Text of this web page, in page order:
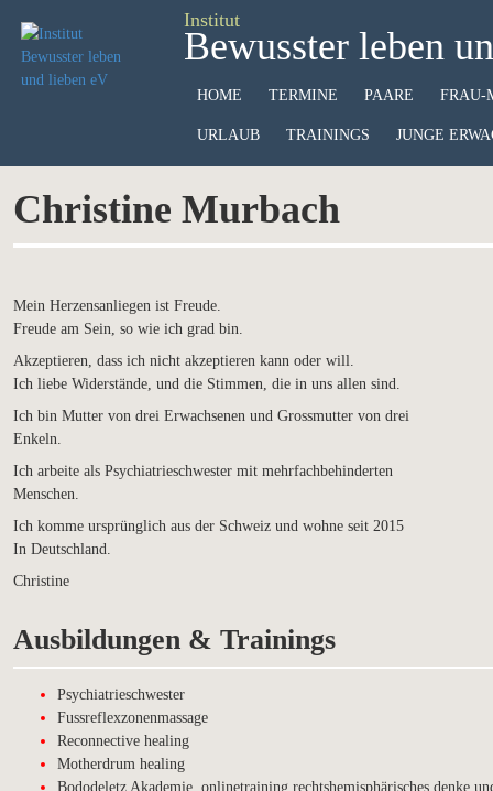
Institut
Bewusster leben
HOME TERMINE PAARE FRAU-
URLAUB TRAININGS JUNGE
Christine Murbach
Mein Herzensanliegen ist Freude.
Freude am Sein, so wie ich grad bin.
Akzeptieren, dass ich nicht akzeptieren kann oder will.
Ich liebe Widerstände, und die Stimmen, die in uns allen sind.
Ich bin Mutter von drei Erwachsenen und Grossmutter von drei
Enkeln.
Ich arbeite als Psychiatrieschwester mit mehrfachbehinderten
Menschen.
Ich komme ursprünglich aus der Schweiz und wohne seit 2015
In Deutschland.
Christine
Ausbildungen & Trainings
Psychiatrieschwester
Fussreflexzonenmassage
Reconnective healing
Motherdrum healing
Bododeletz Akademie, onlinetraining rechtshemisphärisches denke